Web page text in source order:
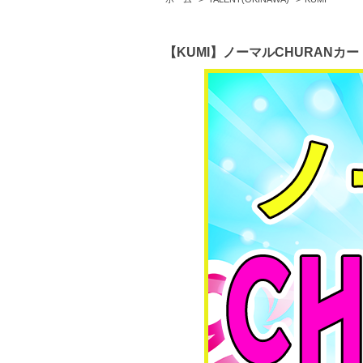
【KUMI】ノーマルCHURANカー